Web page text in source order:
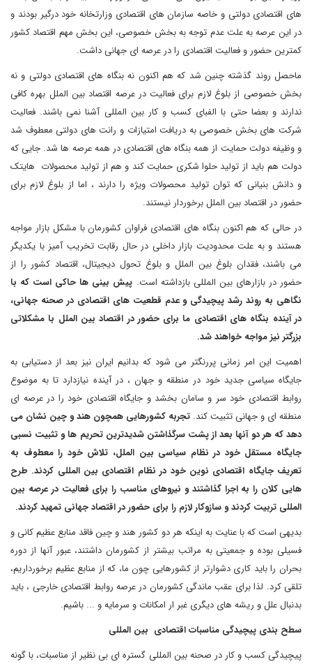
های اقتصادی دولتی و خاصه سازمان های اقتصادی وزارتخانه خود درگیر بودند و
در این عرصه به علت عدم توجه به بخش خصوصی، این بخش مهم اقتصاد کشور
کمترین حضور و فعالیت اقتصادی را در عرصه ای جهانی داشت.
ماحصل روند گذشته چنین شد که هم اکنون نه بنگاه های اقتصادی دولتی و نه
بخش خصوصی از بلوغ لازم برای فعالیت در عرصه اقتصاد بین الملل بهره کافی
ندارند و بعضا حتی با الفبای کسب و کار بین المللی آشنا نمی باشند. فعالیت
شرکت های بخش خصوصی به دریافت امتیازات و رانت های دولتی معطوف شد
و وظیفه دولت حمایت از همه بنگاه های اقتصادی در همه عرصه ها شد. جایی که
دولت هم باید از تولید حلوا شکری حمایت کند و هم از تولید محصولات هایتک
و دانش بنیانی که توان تولید محصولات ویژه را دارند ، اما از بلوغ لازم برای
حضور در اقتصاد بین الملل برخوردار نیستند.
در حالی که هم اکنون بنگاه های اقتصادی فراوان کشورمان با مشکل بازار مواجه
هستند و به علت محدودیت بازار داخلی در حال رقابت تخریب آمیز با یکدیگر
می باشند، فقدان بلوغ بین الملل و بلوغ تحول دیجیتال، اقتصاد کشور را از
حضور در بازارهای بین المللی بازداشته است. پیش بینی ها حاکی است که با
نگاهی به روند رشد پیچیدگی و عدم قطعیت های اقتصادی در صحنه جهانی،
در آینده بنگاه های اقتصادی ما برای حضور در اقتصاد بین الملل با مشکلاتی
بزرگتر نیز مواجه خواهند شد.
اهمیت این امر زمانی پررنگتر می شود که بدانیم ایران نیز بعد از دستیابی به
جایگاه سیاسی جدید خود در منطقه و جهان ، در آینده نیازدارد تا به موضوع
روابط اقتصادی خود سر و سامان بخشد و جایگاه اقتصادی خود را در عرصه ای
منطقه ای و جهانی تثبیت کند. تجربه کشورهایی همچون هند و چین نشان می
دهد که هر دو آنها بعد از پشت سرگذاشتن شدیدترین تحریم ها و تثبیت نسبی
جایگاه مستقل خود در نظام سیاسی بین الملل، تلاش خود را معطوف به
تعریف جایگاه اقتصادی نوین خود در نظام اقتصادی بین المللی کردند. طرح
هایی کلان را به اجرا گذاشتند و نیروهای مناسب را برای فعالیت در عرصه بین
المللی تربیت کردند و سازوکار لازم را برای حضور در اقتصاد جهانی تمهید کردند.
بدیهی است که با عنایت به اینکه هر دو کشور هند و چین فاقد منابع عظیم کانی و
فسیلی بوده و جمعیتی به مراتب بیشتر از کشورمان داشتند، عبور آنها از دوره
بحران را باید کاری دشوارتر از کشورهایی چون ما، که از منابع عظیم برخورداریم،
تلقی کرد. لذا برای عقب ماندگی کشورمان در عرصه روابط اقتصادی خارجی ، باید
بدنبال علل و ریشه های دیگری غبر ار امکانات و سرمایه و ... باشیم.
سطح بندی پیچیدگی مناسبات اقتصادی بین المللی
پیچیدگی کسب و کار در صحنه بین المللی گستره ای بی نظیر از مناسبات، با گونه